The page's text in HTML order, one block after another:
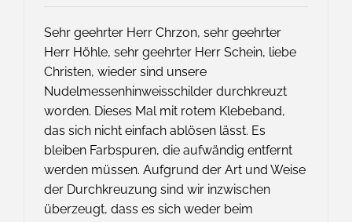
Sehr geehrter Herr Chrzon, sehr geehrter
Herr Höhle, sehr geehrter Herr Schein, liebe
Christen, wieder sind unsere
Nudelmessenhinweisschilder durchkreuzt
worden. Dieses Mal mit rotem Klebeband,
das sich nicht einfach ablösen lässt. Es
bleiben Farbspuren, die aufwändig entfernt
werden müssen. Aufgrund der Art und Weise
der Durchkreuzung sind wir inzwischen
überzeugt, dass es sich weder beim